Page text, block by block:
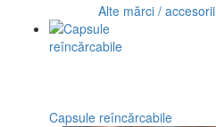
Alte mărci / accesorii
Capsule reîncărcabile